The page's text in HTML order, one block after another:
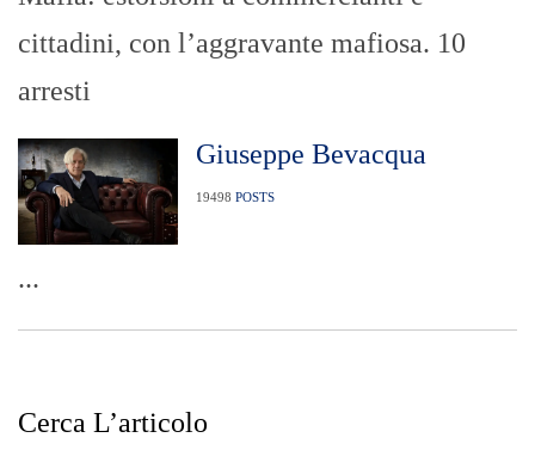
cittadini, con l’aggravante mafiosa. 10
arresti
Giuseppe Bevacqua
19498 POSTS
...
Cerca L’articolo